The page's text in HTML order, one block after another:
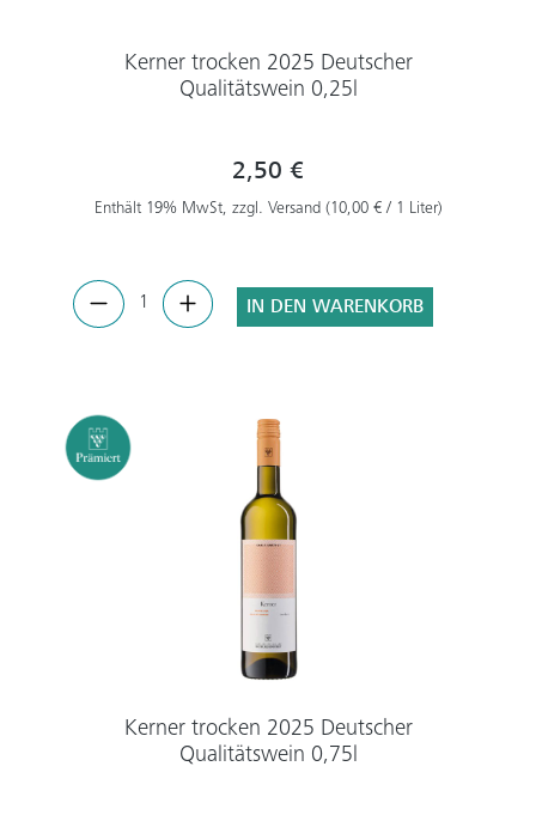
Kerner trocken 2025 Deutscher
Qualitätswein 0,25l
2,50 €
Enthält 19% MwSt, zzgl. Versand (10,00 € / 1 Liter)
IN DEN WARENKORB
Kerner trocken 2025 Deutscher
Qualitätswein 0,75l